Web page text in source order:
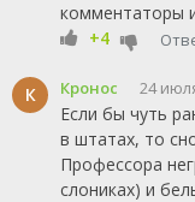
комментаторы
+4
К Кронос 24
Если бы чуть
в штатах, то
Профессора
слониках) и